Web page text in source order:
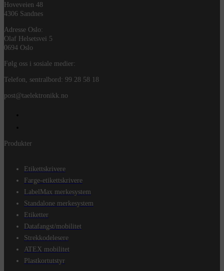
Hoveveien 48
4306 Sandnes
Adresse Oslo:
Olaf Helsetsvei 5
0694 Oslo
Følg oss i sosiale medier:
Telefon, sentralbord: 99 28 58 18
post@taelektronikk.no
Produkter
Etikettskrivere
Farge-etikettskrivere
LabelMax merkesystem
Standalone merkesystem
Etiketter
Datafangst/mobilitet
Strekkodelesere
ATEX mobilitet
Plastkortutstyr